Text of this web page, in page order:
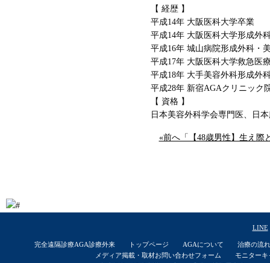
【 経歴 】
平成14年 大阪医科大学卒業
平成14年 大阪医科大学形成外
平成16年 城山病院形成外科・
平成17年 大阪医科大学救急医
平成18年 大手美容外科形成外
平成28年 新宿AGAクリニック
【 資格 】
日本美容外科学会専門医、日
«前へ「【48歳男性】生え際
LINE
完全遠隔診療AGA診療外来 トップページ AGAについて
治療の流れ
メディア掲載・取材お問い合わせフォーム
モニターキ